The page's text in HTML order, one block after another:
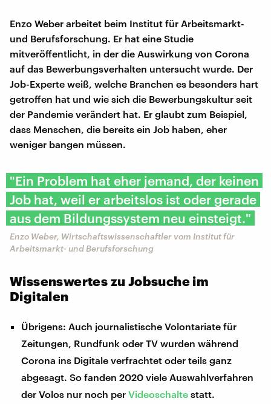
Enzo Weber arbeitet beim Institut für Arbeitsmarkt-
und Berufsforschung. Er hat eine Studie
mitveröffentlicht, in der die Auswirkung von Corona
auf das Bewerbungsverhalten untersucht wurde. Der
Job-Experte weiß, welche Branchen es besonders hart
getroffen hat und wie sich die Bewerbungskultur seit
der Pandemie verändert hat. Er glaubt zum Beispiel,
dass Menschen, die bereits ein Job haben, eher
weniger bangen müssen.
"Ein Problem hat eher jemand, der keinen
Job hat, weil er arbeitslos ist oder gerade
aus dem Bildungssystem neu einsteigt."
Enzo Weber, Wirtschaftswissenschaftler vom Institut für
Arbeitsmarkt- und Berufsforschung
Wissenswertes zu Jobsuche im
Digitalen
Übrigens: Auch journalistische Volontariate für
Zeitungen, Rundfunk oder TV wurden während
Corona ins Digitale verfrachtet oder teils ganz
abgesagt. So fanden 2020 viele Auswahlverfahren
der Volos nur noch perVideoschalte statt.